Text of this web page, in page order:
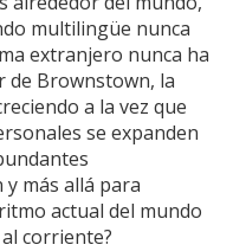
multilingüe nunca
extranjero nunca ha
de Brownstown, la
a la vez que
se expanden
más allá para
actual del mundo
corriente?